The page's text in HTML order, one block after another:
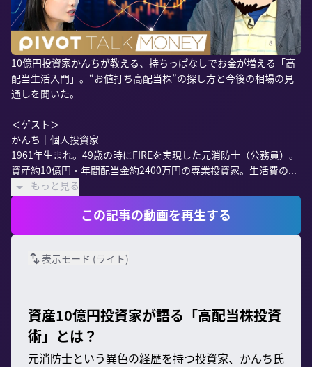
10億円投資家かんちが教える、持ちっぱなしでお金が増える「高
配当生活入門」。“お値打ち高配当株”の探し方と今後の相場の見
通しを聞いた。
＜ゲスト＞
かんち｜個人投資家
1961年生まれ。49歳の時にFIREを実現した元消防士（公務員）。
資産約10億円・年間配当金約2400万円の専業投資家。生活費の...
もっと見る
この記事の動画を再生する
表示モード (ライト)
資産10億円投資家が語る「高配当株投資
術」とは？
元消防士という異色の経歴を持つ投資家、かんち氏